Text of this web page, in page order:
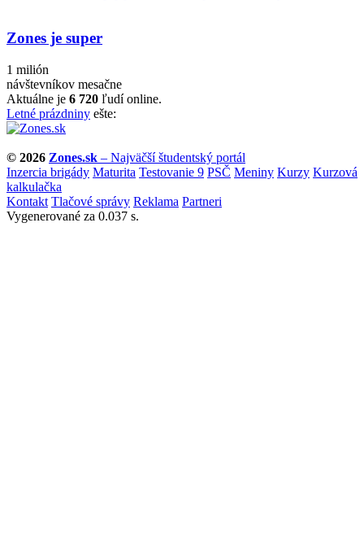
Zones je super
1 milión
návštevníkov mesačne
Aktuálne je 6 720 ľudí online.
Letné prázdniny ešte:
© 2026 Zones.sk – Najväčší študentský portál
Inzercia brigády Maturita Testovanie 9 PSČ Meniny Kurzy Kurzová
kalkulačka
Kontakt Tlačové správy Reklama Partneri
Vygenerované za 0.037 s.